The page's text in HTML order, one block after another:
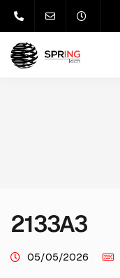
2133A3
05/05/2026